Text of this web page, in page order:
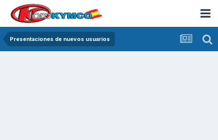
Presentaciones de nuevos usuarios